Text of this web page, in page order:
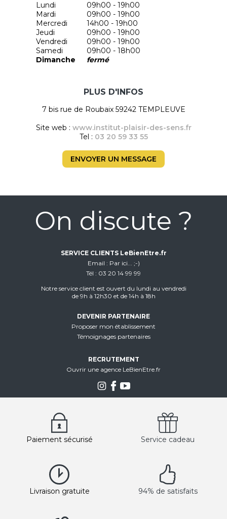
Lundi
09h00 - 19h00
Mardi
09h00 - 19h00
Mercredi
14h00 - 19h00
Jeudi
09h00 - 19h00
Vendredi
09h00 - 19h00
Samedi
09h00 - 18h00
Dimanche
fermé
PLUS D'INFOS
7 bis rue de Roubaix 59242 TEMPLEUVE
Site web : www.institut-plaisir-des-sens.fr
Tel : 03 20 59 33 55
ENVOYER UN MESSAGE
On discute ?
SERVICE CLIENTS LeBienEtre.fr
Email
Par ici... ;-)
Tél
03 20 14 99 99
Notre service client est ouvert du lundi au vendredi
de 9h à 12h30 et de 14h à 18h
DEVENIR PARTENAIRE
Proposer mon établissement
Témoignages partenaires
RECRUTEMENT
Ouvrir une agence LeBienEtre.fr
Paiement sécurisé Service cadeau
Livraison gratuite 94% de satisfaits